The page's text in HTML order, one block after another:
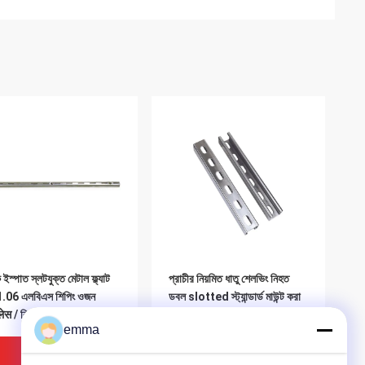
স্লটযুক্ত মেটাল ফ্ল্যাট
এলবিএস শিপিং ওজন
/ রিভেট শেলভিং
ভালো দাম
প্রাচীর নিয়মিত ধাতু শেলভিং নিহত
ডবল slotted স্ট্যান্ডার্ড মাউন্ট করা
ভালো দাম
emma